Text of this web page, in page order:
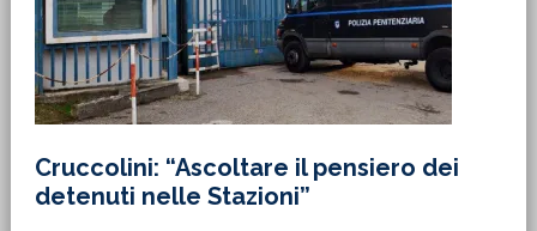
Cruccolini: “Ascoltare il pensiero dei
detenuti nelle Stazioni”